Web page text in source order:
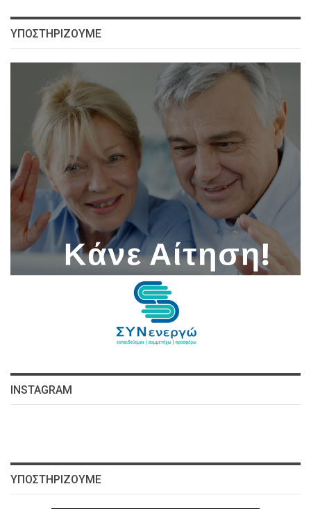
ΥΠΟΣΤΗΡΊΖΟΥΜΕ
INSTAGRAM
ΥΠΟΣΤΗΡΊΖΟΥΜΕ